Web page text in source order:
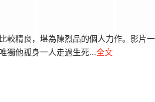
良，堪為陳烈品的個人力作。影片一
獨他孤身一人走過生死...全文